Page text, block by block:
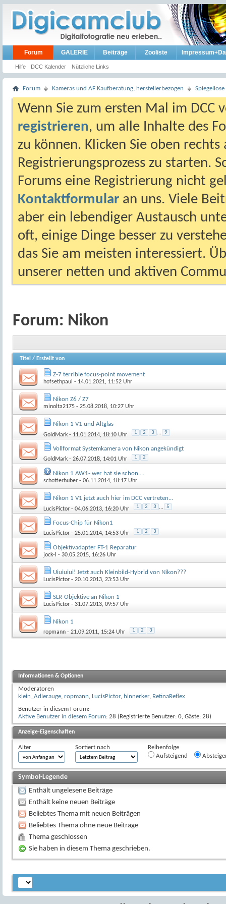
Forum
Hilfe DCC Kalender Nützliche Links
GALERIE Beiträge Zooliste
Forum Kameras und AF Kaufberatung, herstellerbezogen
Wenn Sie zum ersten Mal im DCC
registrieren, um alle Inhalte des
zu können. Klicken Sie oben
Registrierungsprozess zu starten.
Forums eine Registrierung nicht
Kontaktformular an uns. Viele
aber ein lebendiger Austausch
oft, einige Dinge besser zu
das Sie am meisten interessiert.
unserer netten und aktiven
Forum: Nikon
Titel / Erstellt von
Z-7 terrible focus-point movement
hofsethpaul - 14.01.2021, 11:52 Uhr
Nikon Z6 / Z7
minolta2175 - 25.08.2018, 10:27 Uhr
Nikon 1 V1 und Altglas
GoldMark - 11.01.2014, 18:10 Uhr 1 2 3 ... 9
Vollformat Systemkamera von Nikon angekündigt
GoldMark - 26.07.2018, 14:01 Uhr 1 2
Nikon 1 AW1- wer hat sie schon....
schotterhuber - 06.11.2014, 18:17 Uhr
Nikon 1 V1 jetzt auch hier im DCC vertreten...
LucisPictor - 04.06.2013, 16:20 Uhr 1 2 3 ... 5
Focus-Chip für Nikon1
LucisPictor - 25.01.2014, 14:53 Uhr 1 2 3
Objektivadapter FT-1 Reparatur
jock-l - 30.05.2015, 16:26 Uhr
Uiuiuiui! Jetzt auch Kleinbild-Hybrid von Nikon???
LucisPictor - 20.10.2013, 23:53 Uhr
SLR-Objektive an Nikon 1
LucisPictor - 31.07.2013, 09:57 Uhr
Nikon 1
ropmann - 21.09.2011, 15:24 Uhr 1 2 3
Informationen & Optionen
Moderatoren
klein_Adlerauge, ropmann, LucisPictor, hinnerker, RetinaReflex
Benutzer in diesem Forum:
Aktive Benutzer in diesem Forum: 28 (Registrierte Benutzer: 0, Gäste: 28)
Anzeige-Eigenschaften
Alter Sortiert nach
Reihenfolge
Aufsteigend
Symbol-Legende
Enthält ungelesene Beiträge
Enthält keine neuen Beiträge
Beliebtes Thema mit neuen Beiträgen
Beliebtes Thema ohne neue Beiträge
Thema geschlossen
Sie haben in diesem Thema geschrieben.